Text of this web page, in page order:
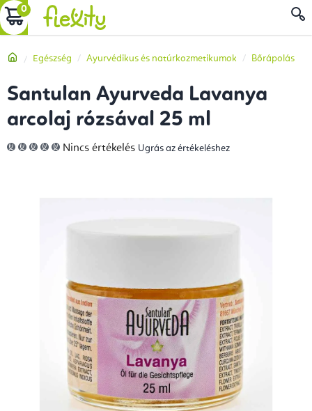
Ugrás
a
tartalomhoz
KOSÁR
Kezdőlap
Egészség Ayurvédikus és natúrkozmetikumok Bőrápolás
Santulan Ayurveda Lavanya
arcolaj rózsával 25 ml
A
termék
Nincs értékelés Ugrás az értékeléshez